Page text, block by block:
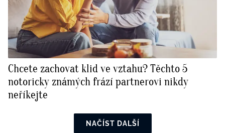
Chcete zachovat klid ve vztahu? Těchto 5
notoricky známých frází partnerovi nikdy
neříkejte
NAČÍST DALŠÍ